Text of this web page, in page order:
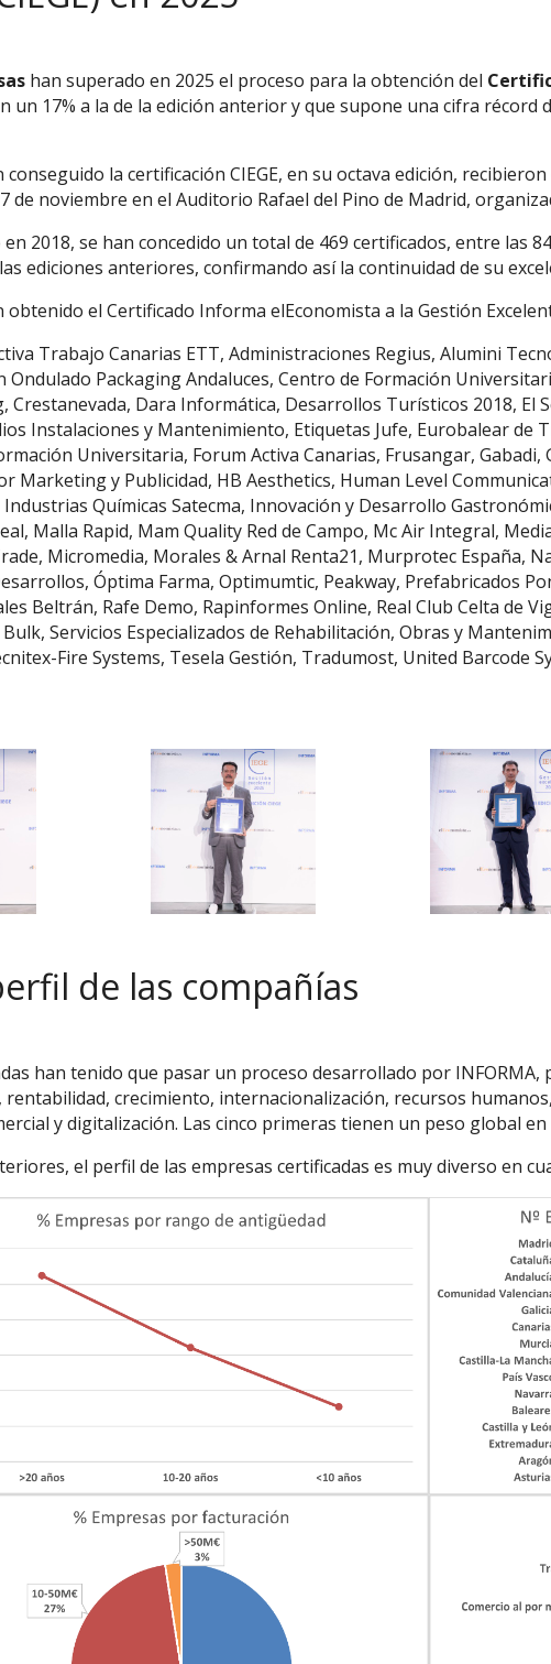
han superado en 2025 el proceso para la obtención del
un 17% a la de la edición anterior y que supone una cifra récord
conseguido la certificación CIEGE, en su octava edición,
de noviembre en el Auditorio Rafael del Pino de Madrid,
2018, se han concedido un total de 469 certificados, entre las
ediciones anteriores, confirmando así la continuidad de su
obtenido el Certificado Informa elEconomista a la Gestión
Trabajo Canarias ETT, Administraciones Regius, Alumini
Ondulado Packaging Andaluces, Centro de Formación
Crestanevada, Dara Informática, Desarrollos Turísticos 2018, El
Instalaciones y Mantenimiento, Etiquetas Jufe, Eurobalear de
Universitaria, Forum Activa Canarias, Frusangar,
Marketing y Publicidad, HB Aesthetics, Human Level
Químicas Satecma, Innovación y Desarrollo
Malla Rapid, Mam Quality Red de Campo, Mc Air Integral,
Micromedia, Morales & Arnal Renta21, Murprotec España,
Óptima Farma, Optimumtic, Peakway, Prefabricados
Beltrán, Rafe Demo, Rapinformes Online, Real Club Celta de
Servicios Especializados de Rehabilitación, Obras y
Fire Systems, Tesela Gestión, Tradumost, United Barcode
de las compañías
han tenido que pasar un proceso desarrollado por INFORMA,
rentabilidad, crecimiento, internacionalización, recursos
y digitalización. Las cinco primeras tienen un peso global en
el perfil de las empresas certificadas es muy diverso en